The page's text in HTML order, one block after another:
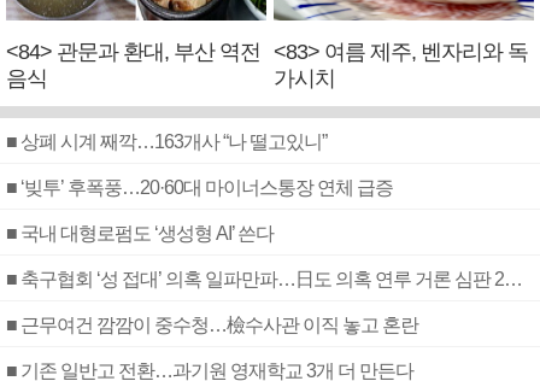
<84> 관문과 환대, 부산 역전
음식
<83> 여름 제주, 벤자리와 독
가시치
■ 상폐 시계 째깍…163개사 “나 떨고있니”
■ ‘빚투’ 후폭풍…20·60대 마이너스통장 연체 급증
■ 국내 대형로펌도 ‘생성형 AI’ 쓴다
■ 축구협회 ‘성 접대’ 의혹 일파만파…日도 의혹 연루 거론 심판 2명 조사
■ 근무여건 깜깜이 중수청…檢수사관 이직 놓고 혼란
■ 기존 일반고 전환…과기원 영재학교 3개 더 만든다